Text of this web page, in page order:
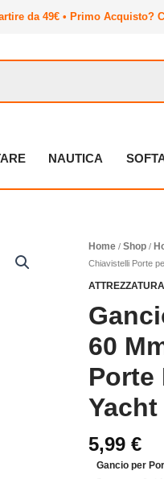
da 49€ • Primo Acquisto?
NAUTICA
Home /Shop /
Chiavistelli Porte
60
Porte
Yacht
5,99€
Gancio per